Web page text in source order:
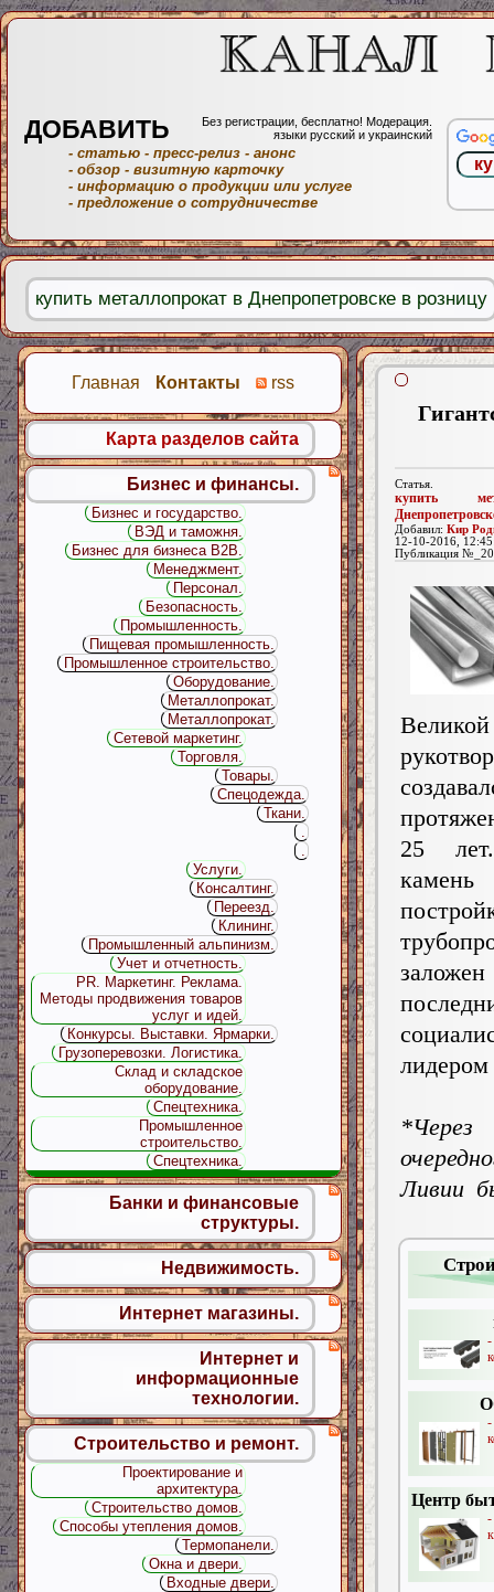
Статья.
купить
Добавил: Кир
12-10-2016,
Публикация
-
Центр
-
Великой
25
заложен
*Через
Ливии
Главная Контакты rss
Карта разделов сайта
Бизнес и финансы.
Бизнес и государство.
ВЭД и таможня.
Бизнес для бизнеса B2B.
Менеджмент.
Персонал.
Безопасность.
Промышленность.
Пищевая промышленность.
Промышленное строительство.
Оборудование.
Металлопрокат.
Металлопрокат.
Сетевой маркетинг.
Торговля.
Товары.
Спецодежда.
Ткани.
.
.
Услуги.
Консалтинг.
Переезд.
Клининг.
Промышленный альпинизм.
Учет и отчетность.
PR. Маркетинг. Реклама.
Методы продвижения товаров
услуг и идей.
Конкурсы. Выставки. Ярмарки.
Грузоперевозки. Логистика.
Склад и складское
оборудование.
Спецтехника.
Промышленное
строительство.
Спецтехника.
Банки и финансовые
структуры.
Недвижимость.
Интернет магазины.
Интернет и
информационные
технологии.
Строительство и ремонт.
Проектирование и
архитектура.
Строительство домов.
Способы утепления домов.
Термопанели.
Окна и двери.
Входные двери.
ДОБАВИТЬ
Без регистрации, бесплатно! Модерация.
языки русский и украинский
- статью - пресс-релиз - анонс
- обзор - визитную карточку
- информацию о продукции или услуге
- предложение о сотрудничестве
купить металлопрокат в Днепропетровске в розницу